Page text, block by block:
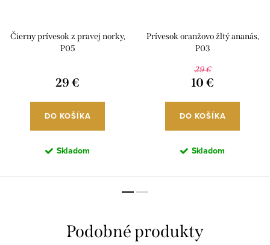
Čierny prívesok z pravej norky,
P05
29 €
DO KOŠÍKA
Skladom
Prívesok oranžovo žltý ananás,
P03
29 €
10 €
DO KOŠÍKA
Skladom